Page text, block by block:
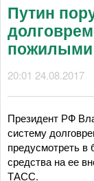
Путин
пожилыми
20:01 24.08.2017
Президент РФ
систему
предусмотреть
средства на ее
ТАСС.